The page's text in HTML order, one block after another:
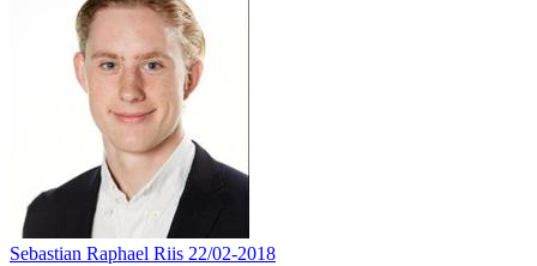
Sebastian Raphael Riis 22/02-2018